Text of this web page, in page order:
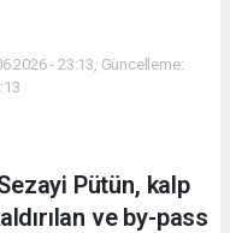
- 23:13, Güncelleme:
Pütün, kalp
ve by-pass